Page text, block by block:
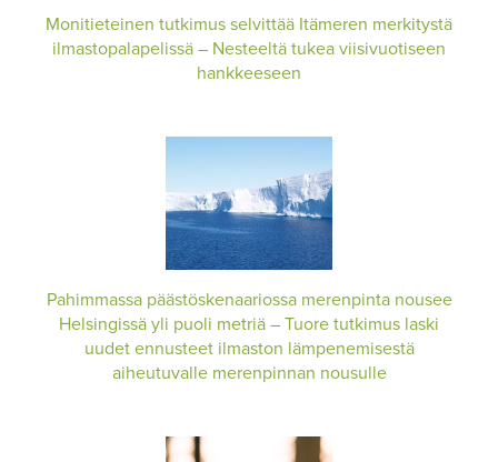
Monitieteinen tutkimus selvittää Itämeren merkitystä
ilmastopalapelissä – Nesteeltä tukea viisivuotiseen
hankkeeseen
Pahimmassa päästöskenaariossa merenpinta nousee
Helsingissä yli puoli metriä – Tuore tutkimus laski
uudet ennusteet ilmaston lämpenemisestä
aiheutuvalle merenpinnan nousulle